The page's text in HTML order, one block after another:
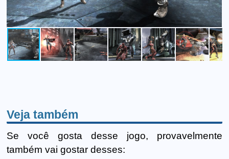
Veja também
Se você gosta desse jogo, provavelmente
também vai gostar desses: